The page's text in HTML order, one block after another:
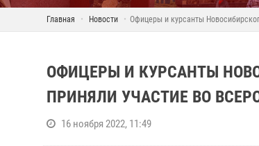
Главная Новости Офицеры и курсанты
ОФИЦЕРЫ И КУРСАНТЫ
ПРИНЯЛИ УЧАСТИЕ ВО
16 ноября 2022, 11:49